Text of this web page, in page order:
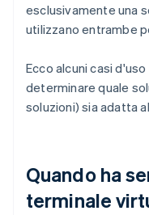
esclusivamente una
utilizzano entrambe
Ecco alcuni casi
determinare quale
soluzioni) sia adatta
Quando ha
terminale